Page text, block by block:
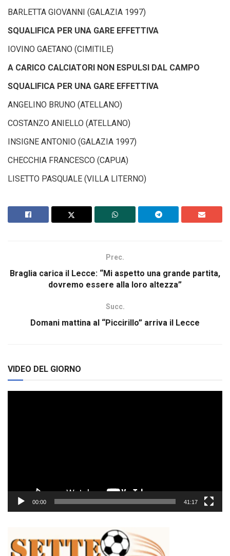
BARLETTA GIOVANNI (GALAZIA 1997)
SQUALIFICA PER UNA GARE EFFETTIVA
IOVINO GAETANO (CIMITILE)
A CARICO CALCIATORI NON ESPULSI DAL CAMPO
SQUALIFICA PER UNA GARE EFFETTIVA
ANGELINO BRUNO (ATELLANO)
COSTANZO ANIELLO (ATELLANO)
INSIGNE ANTONIO (GALAZIA 1997)
CHECCHIA FRANCESCO (CAPUA)
LISETTO PASQUALE (VILLA LITERNO)
Prec.
Braglia carica il Lecce: “Mi aspetto una grande partita,
dovremo essere alla loro altezza”
Succ.
Domani mattina al “Piccirillo” arriva il Lecce
VIDEO DEL GIORNO
00:00 41:17